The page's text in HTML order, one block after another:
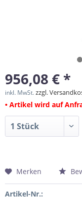
956,08 € *
inkl. MwSt.zzgl.
• Artikel wird auf
Merken
Artikel-Nr.: